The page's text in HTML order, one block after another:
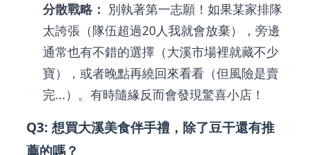
分散戰略： 別執著第一志願！如果某家排隊
太誇張（隊伍超過20人我就會放棄），旁邊
通常也有不錯的選擇（大溪市場裡就藏不少
寶），或者晚點再繞回來看看（但風險是賣
完...）。有時隨緣反而會發現驚喜小店！
Q3: 想買大溪美食伴手禮，除了豆干還有推
薦的嗎？